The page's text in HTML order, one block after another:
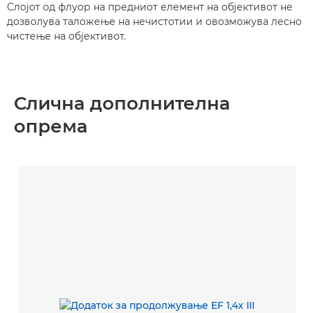
Слојот од флуор на предниот елемент на објективот не
дозволува таложење на нечистотии и овозможува лесно
чистење на објективот.
Слична дополнителна
опрема